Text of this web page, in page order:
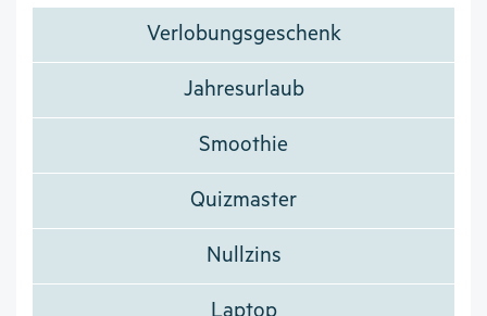
Verlobungsgeschenk
Jahresurlaub
Smoothie
Quizmaster
Nullzins